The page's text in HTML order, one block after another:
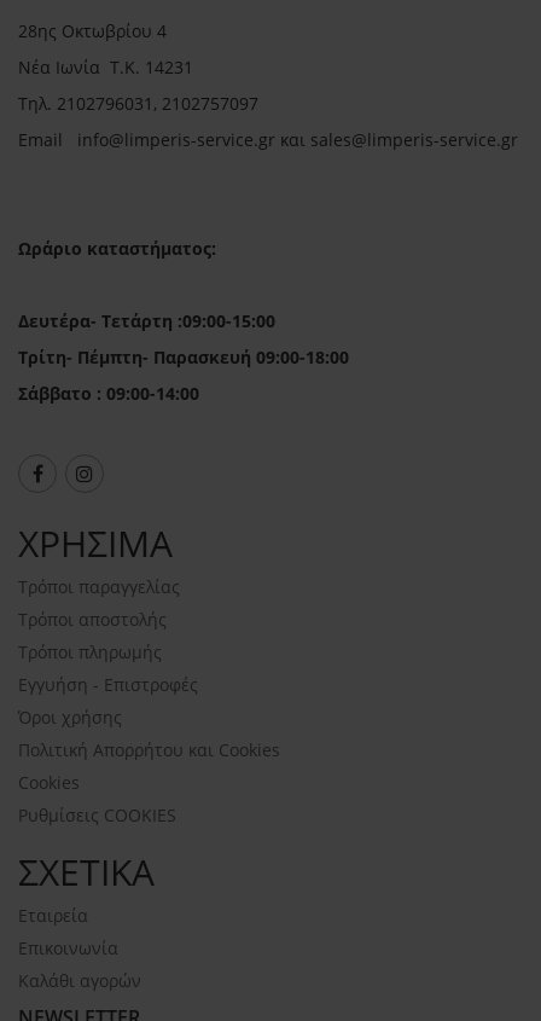
28ης Οκτωβρίου 4
Νέα Ιωνία Τ.Κ. 14231
Τηλ. 2102796031, 2102757097
Email info@limperis-service.gr και sales@limperis-service.gr
Ωράριο καταστήματος:
Δευτέρα- Τετάρτη :09:00-15:00
Τρίτη- Πέμπτη- Παρασκευή 09:00-18:00
Σάββατο : 09:00-14:00
ΧΡΗΣΙΜΑ
Τρόποι παραγγελίας
Τρόποι αποστολής
Τρόποι πληρωμής
Εγγυήση - Επιστροφές
Όροι χρήσης
Πολιτική Απορρήτου και Cookies
Cookies
Ρυθμίσεις COOKIES
ΣΧΕΤΙΚΑ
Εταιρεία
Επικοινωνία
Καλάθι αγορών